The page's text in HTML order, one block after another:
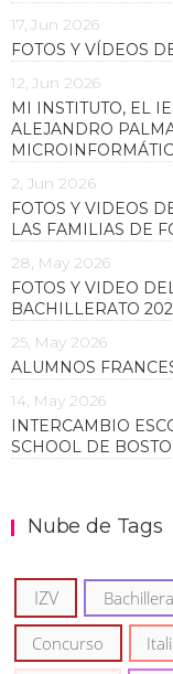
17, Jun 2026
FOTOS Y VÍDEOS
12, Jun 2026
MI INSTITUTO, EL
ALEJANDRO
2, Jun 2026
FOTOS Y VIDEOS
LAS FAMILIAS DE
28, May 2026
FOTOS Y VIDEO
BACHILLERATO
25, May 2026
ALUMNOS
14, May 2026
INTERCAMBIO
SCHOOL DE
Nube de Tags
IZV
Concurso